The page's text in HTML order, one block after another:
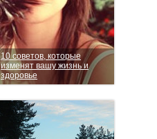
10 советов, которые
изменят вашу жизнь и
здоровье